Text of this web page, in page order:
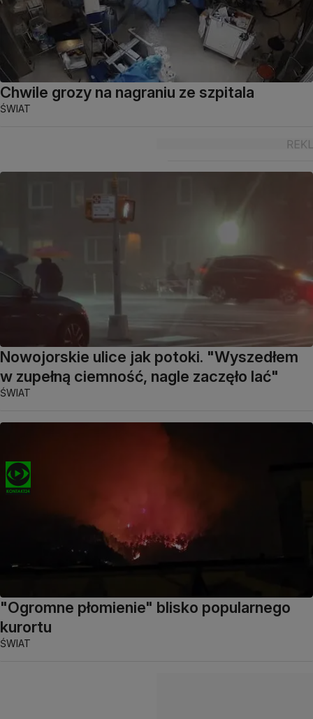
Chwile grozy na nagraniu ze szpitala
ŚWIAT
Nowojorskie ulice jak potoki. "Wyszedłem
w zupełną ciemność, nagle zaczęło lać"
ŚWIAT
"Ogromne płomienie" blisko popularnego
kurortu
ŚWIAT